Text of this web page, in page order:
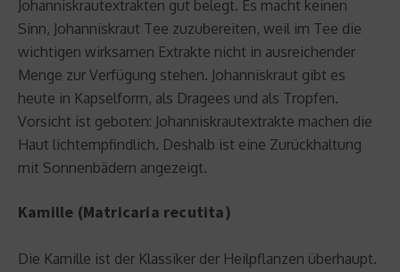
Johanniskrautextrakten gut belegt. Es macht keinen
Sinn, Johanniskraut Tee zuzubereiten, weil im Tee die
wichtigen wirksamen Extrakte nicht in ausreichender
Menge zur Verfügung stehen. Johanniskraut gibt es
heute in Kapselform, als Dragees und als Tropfen.
Vorsicht ist geboten: Johanniskrautextrakte machen die
Haut lichtempfindlich. Deshalb ist eine Zurückhaltung
mit Sonnenbädern angezeigt.
Kamille (Matricaria recutita)
Die Kamille ist der Klassiker der Heilpflanzen überhaupt.